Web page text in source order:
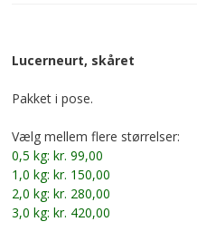
Lucerneurt, skåret
Pakket i pose.
Vælg mellem flere størrelser:
0,5 kg: kr. 99,00
1,0 kg: kr. 150,00
2,0 kg: kr. 280,00
3,0 kg: kr. 420,00